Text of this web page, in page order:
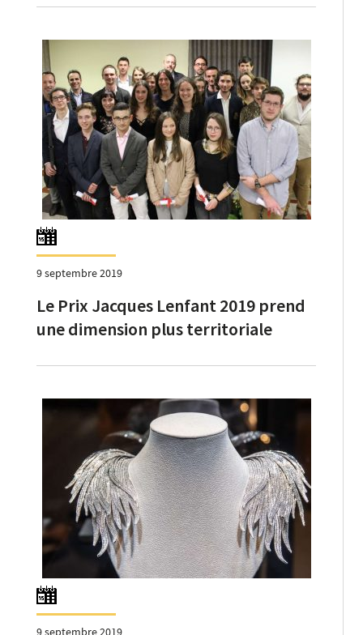
9 septembre 2019
Le Prix Jacques Lenfant 2019 prend
une dimension plus territoriale
9 septembre 2019